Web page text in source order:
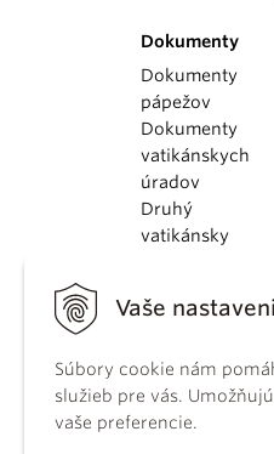
Vaše
Súbory cookie nám
služieb pre vás.
vaše preferencie.
Dokumenty
Dokumenty
pápežov
Dokumenty
vatikánskych
úradov
Druhý
vatikánsky
KBS
kánonického
práva
Katechizmus